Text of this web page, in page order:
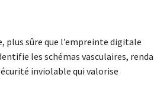
plus sûre que l’empreinte digitale
les schémas vasculaires,
inviolable qui valorise